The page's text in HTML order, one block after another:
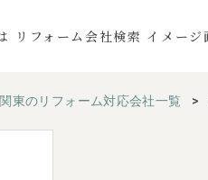
リフォーム会社検索 イメージ
関東のリフォーム対応会社一覧